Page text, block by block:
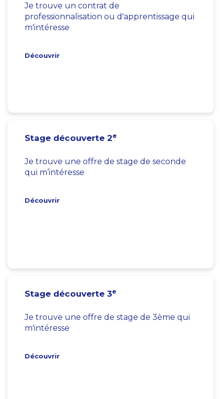
Je trouve un contrat de
professionnalisation ou d'apprentissage qui
m'intéresse
Découvrir
Stage découverte 2e
Je trouve une offre de stage de seconde
qui m’intéresse
Découvrir
Stage découverte 3e
Je trouve une offre de stage de 3ème qui
m'intéresse
Découvrir